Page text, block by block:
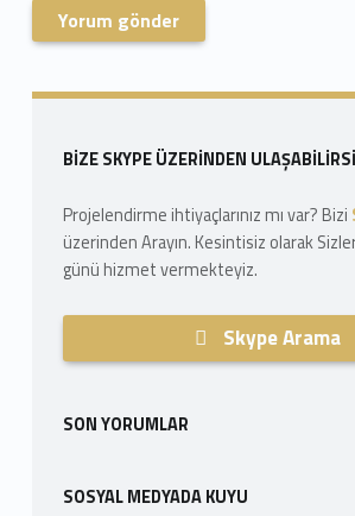
Sidebar
BIZE SKYPE ÜZERINDEN
Projelendirme ihtiyaçlarınız mı var? Bizi
üzerinden Arayın. Kesintisiz olarak
günü hizmet vermekteyiz.
Skype Arama
SON YORUMLAR
SOSYAL MEDYADA KUYU